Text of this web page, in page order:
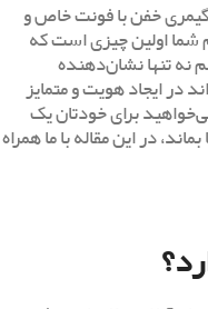
خفن با فونت خاص و
شما اولین چیزی است که
نه تنها نشان‌دهنده
ایجاد هویت و متمایز
برای خودتان یک
در این مقاله با ما همراه